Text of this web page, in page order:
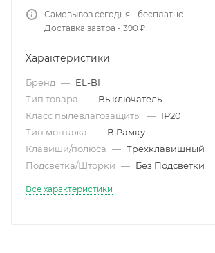
Самовывоз сегодня - бесплатно
Доставка завтра - 390 ₽
Характеристики
Бренд — EL-BI
Тип товара — Выключатель
Класс пылевлагозащиты — IP20
Тип монтажа — В Рамку
Клавиши/полюса — Трехклавишный
Подсветка/Шторки — Без Подсветки
Все характеристики